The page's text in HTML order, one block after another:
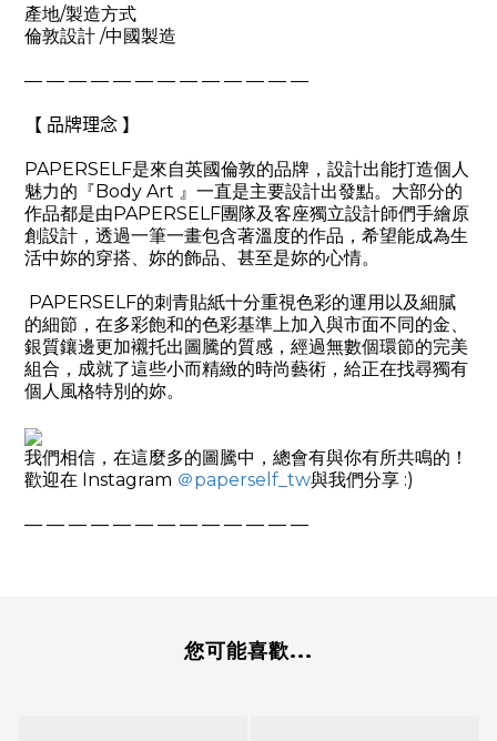
產地/製造方式
倫敦設計 /中國製造
— — — — — — — — — — — — —
【 品牌理念 】
PAPERSELF是來自英國倫敦的品牌，設計出能打造個人
魅力的『Body Art 』一直是主要設計出發點。大部分的
作品都是由PAPERSELF團隊及客座獨立設計師們手繪原
創設計，透過一筆一畫包含著溫度的作品，希望能成為生
活中妳的穿搭、妳的飾品、甚至是妳的心情。
PAPERSELF的刺青貼紙十分重視色彩的運用以及細膩
的細節，在多彩飽和的色彩基準上加入與市面不同的金、
銀質鑲邊更加襯托出圖騰的質感，經過無數個環節的完美
組合，成就了這些小而精緻的時尚藝術，給正在找尋獨有
個人風格特別的妳。
我們相信，在這麼多的圖騰中，總會有與你有所共鳴的！
歡迎在 Instagram ＠paperself_tw與我們分享 :)
— — — — — — — — — — — — —
您可能喜歡...